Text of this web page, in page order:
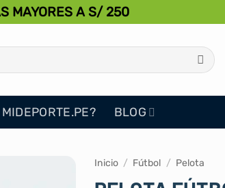
MAYORES A S/ 250
BLOG
Inicio / Fútbol / Pelota